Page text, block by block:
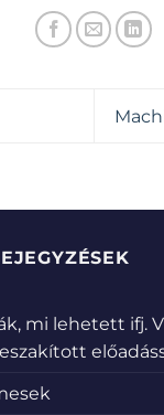
mi lehetett ifj.